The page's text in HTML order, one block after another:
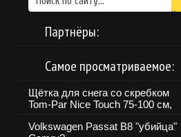
Партнёры:
Самое просматриваемое:
Щётка для снега со скребком
Tom-Par Nice Touch 75-100 см,
Volkswagen Passat B8 "убийца"